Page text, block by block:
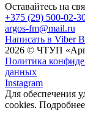
Оставайтесь на
+375 (29) 500-02-
argos-fm@mail.ru
Написать в Viber
2026 © ЧТУП
Политика
данных
Instagram
Для обеспечения
cookies.